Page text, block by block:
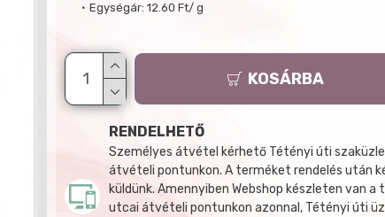
Egységár: 12.60 Ft/ g
KOSÁRBA
RENDELHETŐ
Személyes átvétel kérhető Tétényi úti
átvételi pontunkon. A terméket rendelés után
küldünk. Amennyiben Webshop készleten van
utcai átvételi pontunkon azonnal, Tétényi úti